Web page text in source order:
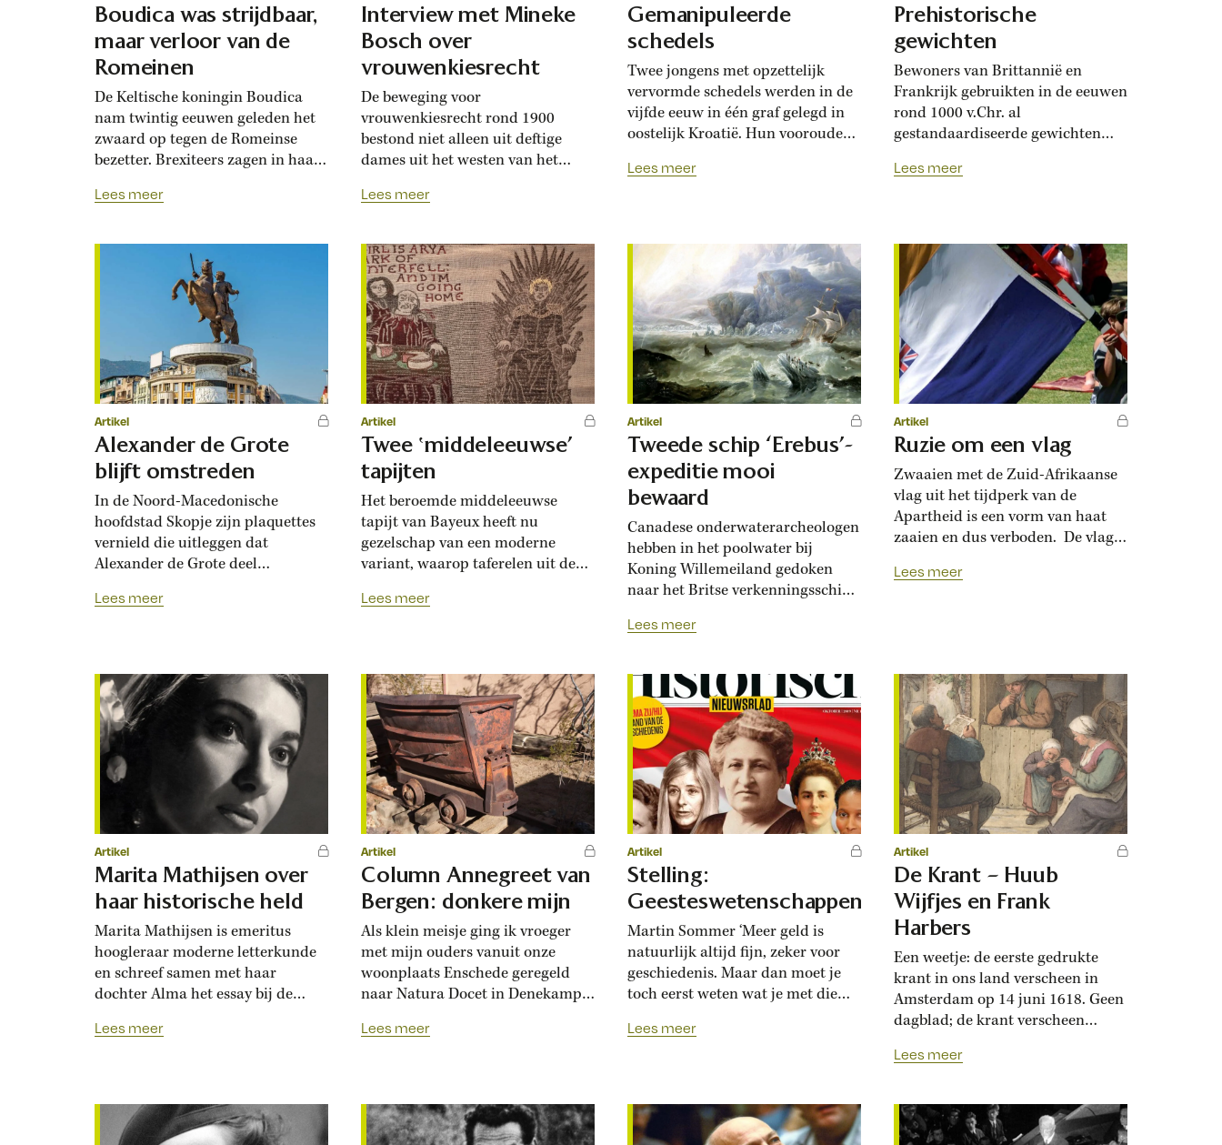
Boudica was strijdbaar,
maar verloor van de
Romeinen
De Keltische koningin Boudica
nam twintig eeuwen geleden het
zwaard op tegen de Romeinse
bezetter. Brexiteers zagen in haar
woest kijkt hij niet, de man op het
vrouw die hij onderwerpt toont
geen angst of pijn. Toch spreekt
het beeld duidelijke taal: hier
staat een overwinnaar die de...
Lees meer
Interview met Mineke
Bosch over
vrouwenkiesrecht
De beweging voor
vrouwenkiesrecht rond 1900
bestond niet alleen uit deftige
dames uit het westen van het
haar nieuwste boek Strijd!
dat de beweging tot diep in de
provincie doordrong. ‘Vrouwen
van de afdeling Ten Boer in
Groningen bezochten omringende
dorpen om handtekeningen te
verzamelen.’ Uw...
Lees meer
Gemanipuleerde
schedels
Twee jongens met opzettelijk
vervormde schedels werden in de
vijfde eeuw in één graf gelegd in
oostelijk Kroatië. Hun voorouders
van de wereld. Een van de
hoog, alsof die vanaf zijn kruin
schuin naar...
Lees meer
Prehistorische
gewichten
Bewoners van Brittannië en
Frankrijk gebruikten in de eeuwen
rond 1000 v.Chr. al
gestandaardiseerde gewichten
onder meer de gewichten van
verscheidene zijn teruggevonden.
Onderzoeker Lorenz Rahmstorf
van de Universiteit Göttingen
vergeleek de gewichten en
concludeerde dat 93,5 gram een
steeds terugkerende...
Lees meer
Artikel
Alexander de Grote
blijft omstreden
In de Noord-Macedonische
hoofdstad Skopje zijn plaquettes
vernield die uitleggen dat
Alexander de Grote deel
geschiedenis’. De vernielingen
en zijn noordelijke buurland over
de naam Macedonië en het
historische ‛bezit’ van Alexander
de Grote (356-323 v.Chr.). De
grote veroveraar...
Lees meer
Artikel
Twee ‛middeleeuwse’
tapijten
Het beroemde middeleeuwse
tapijt van Bayeux heeft nu
gezelschap van een moderne
variant, waarop taferelen uit de
Thrones zijn afgebeeld. Het
jaar oud, 70 meter lang en rijk
versierd met borduursels die
gebeurtenissen uit het leven van
Willem de...
Lees meer
Artikel
Tweede schip ‘Erebus’-
expeditie mooi
bewaard
Canadese onderwaterarcheologen
hebben in het poolwater bij
Koning Willemeiland gedoken
naar het Britse verkenningsschip
jaar wereldwijde bekendheid
Monty Python-komiek, acteur en
historicus Michael Palin. De
Terror en de Erebus voeren in
1845 samen uit, op zoek naar een
noordwestelijke doorvaart van...
Lees meer
Artikel
Ruzie om een vlag
Zwaaien met de Zuid-Afrikaanse
vlag uit het tijdperk van de
Apartheid is een vorm van haat
zaaien en dus verboden. De vlag
overheidsgebouwen in Zuid-
Prinsenvlag en is direct afgeleid
van het...
Lees meer
Artikel
Marita Mathijsen over
haar historische held
Marita Mathijsen is emeritus
hoogleraar moderne letterkunde
en schreef samen met haar
dochter Alma het essay bij de
roemt operazangeres Maria Callas
Wanneer maakte u kennis met
Maria Callas? ‘Ik was heel jong,
Lees meer
Artikel
Column Annegreet van
Bergen: donkere mijn
Als klein meisje ging ik vroeger
met mijn ouders vanuit onze
woonplaats Enschede geregeld
naar Natura Docet in Denekamp.
andere, ontstaan vanuit een
steun van Twentse
textielbaronnen kreeg deze
Lees meer
Artikel
Stelling:
Geesteswetenschappen
Martin Sommer ‘Meer geld is
natuurlijk altijd fijn, zeker voor
geschiedenis. Maar dan moet je
toch eerst weten wat je met die
maatschappelijk belang ervan is.
van het basisonderwijs geschrapt.
En dan schrijft minister Van
Lees meer
Artikel
De Krant – Huub
Wijfjes en Frank
Harbers
Een weetje: de eerste gedrukte
krant in ons land verscheen in
Amsterdam op 14 juni 1618. Geen
dagblad; de krant verscheen
stond hoog in het vaandel, evenals
krant had een lang leven, in tijden
en ontijden, zoals blijkt uit de vele
Lees meer